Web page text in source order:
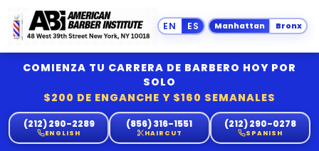
Manhattan Bronx
COMIENZA TU CARRERA DE BARBERO HOY POR
SOLO
$200 DE ENGANCHE Y $160 SEMANALES
(212) 290-2289
ENGLISH
(856) 316-1551
HAIRCUT
(212) 290-0278
SPANISH